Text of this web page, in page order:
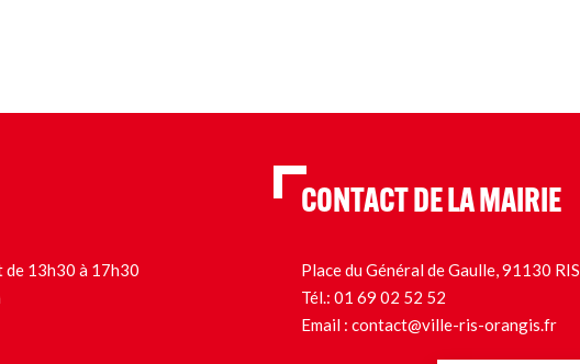
de 13h30 à 17h30
CONTACT DE LA MAIRIE
Place du Général de Gaulle, 91130
Tél.: 01 69 02 52 52
Email : contact@ville-ris-orangis.fr